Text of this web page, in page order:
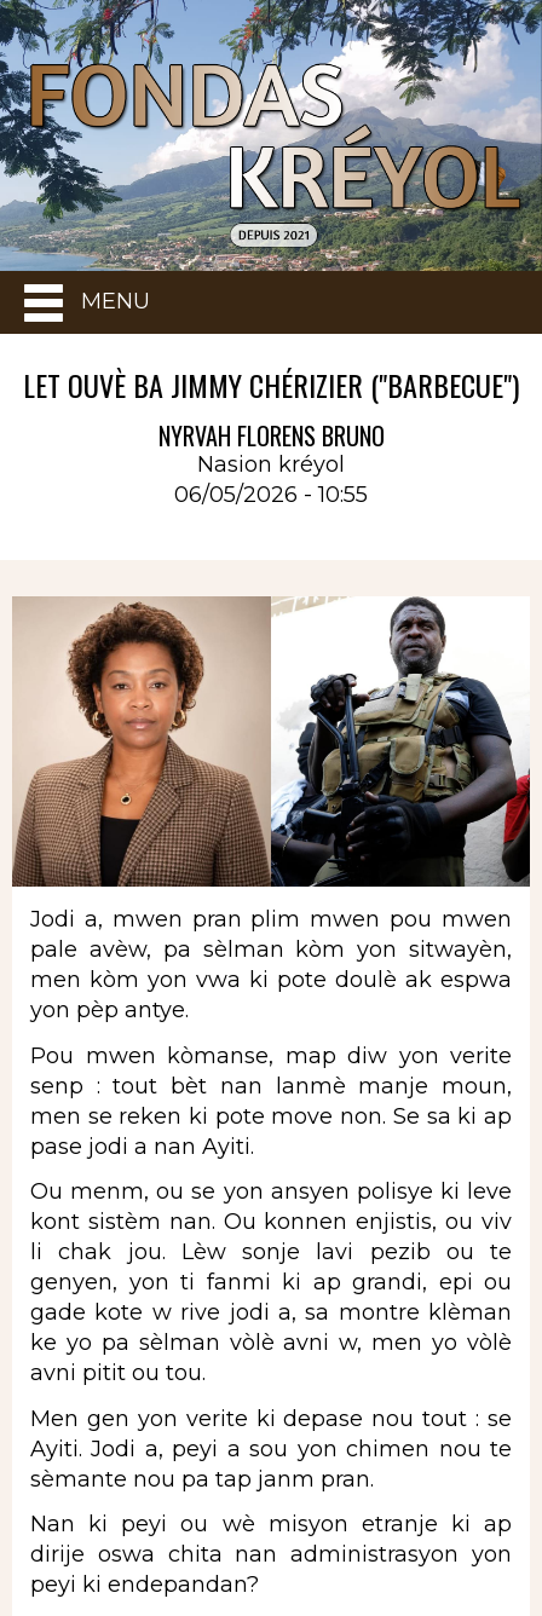
MENU
LET OUVÈ BA JIMMY CHÉRIZIER ("BARBECUE")
NYRVAH FLORENS BRUNO
Nasion kréyol
06/05/2026 - 10:55
Jodi a, mwen pran plim mwen pou mwen
pale avèw, pa sèlman kòm yon sitwayèn,
men kòm yon vwa ki pote doulè ak espwa
yon pèp antye.
Pou mwen kòmanse, map diw yon verite
senp : tout bèt nan lanmè manje moun,
men se reken ki pote move non. Se sa ki ap
pase jodi a nan Ayiti.
Ou menm, ou se yon ansyen polisye ki leve
kont sistèm nan. Ou konnen enjistis, ou viv
li chak jou. Lèw sonje lavi pezib ou te
genyen, yon ti fanmi ki ap grandi, epi ou
gade kote w rive jodi a, sa montre klèman
ke yo pa sèlman vòlè avni w, men yo vòlè
avni pitit ou tou.
Men gen yon verite ki depase nou tout : se
Ayiti. Jodi a, peyi a sou yon chimen nou te
sèmante nou pa tap janm pran.
Nan ki peyi ou wè misyon etranje ki ap
dirije oswa chita nan administrasyon yon
peyi ki endepandan?